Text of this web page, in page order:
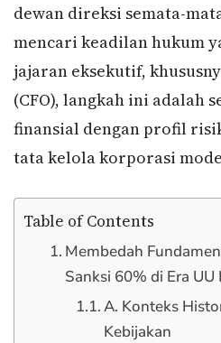
dewan direksi semata-
mencari keadilan hukum
jajaran eksekutif,
(CFO), langkah ini adalah
finansial dengan profil
tata kelola korporasi
Table of Contents
Membedah
Sanksi 60% di Era UU
A. Konteks
Kebijakan